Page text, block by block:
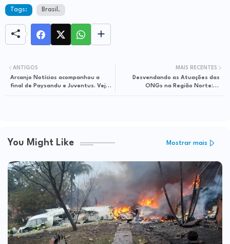
Tags: Brasil.
MAIS RECENTES
Desvendando as Atuações das
ONGs na Região Norte: O
ANTIGOS
Arcanjo Notícias acompanhou a
final de Paysandu e Juventus. Veja
You Might Like Mostrar mais